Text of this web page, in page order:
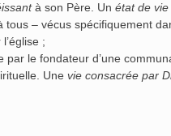
à son Père. Un état de vie
tous – vécus spécifiquement
;
par le fondateur d’une
Une vie consacrée par